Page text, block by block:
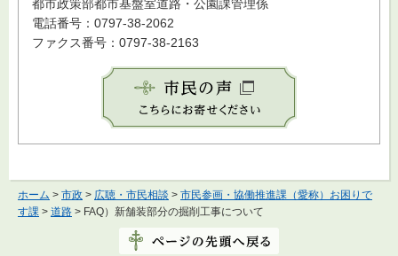
都市政策部都市基盤室道路・公園課管理係
電話番号：0797-38-2062
ファクス番号：0797-38-2163
ホーム > 市政 > 広聴・市民相談 > 市民参画・協働推進課（愛称）お困りで
す課 > 道路 > FAQ）新舗装部分の掘削工事について